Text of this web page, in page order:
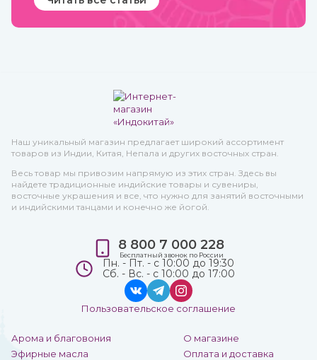
Наш уникальный магазин предлагает широкий ассортимент
товаров из Индии, Китая, Непала и других восточных стран.
Весь товар мы привозим напрямую из этих стран. Здесь вы
найдете традиционные индийские товары и сувениры,
восточные украшения и все, что нужно для занятий восточными
и индийскими танцами и конечно же йогой.
Арома и благовония
Эфирные масла
О магазине
Оплата и доставка
8 800 7 000 228
Бесплатный звонок по России
Пн. - Пт. - с 10:00 до 19:30
Сб. - Вс. - с 10:00 до 17:00
Пользовательское соглашение